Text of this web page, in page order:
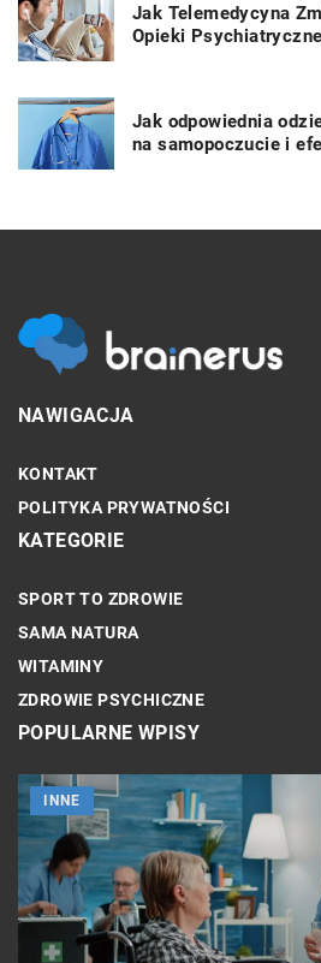
Jak Telemedycyna
Opieki
Jak odpowiednia
na samopoczucie i
NAWIGACJA
KONTAKT
POLITYKA PRYWATNOŚCI
KATEGORIE
SPORT TO ZDROWIE
SAMA NATURA
WITAMINY
ZDROWIE PSYCHICZNE
POPULARNE WPISY
INNE